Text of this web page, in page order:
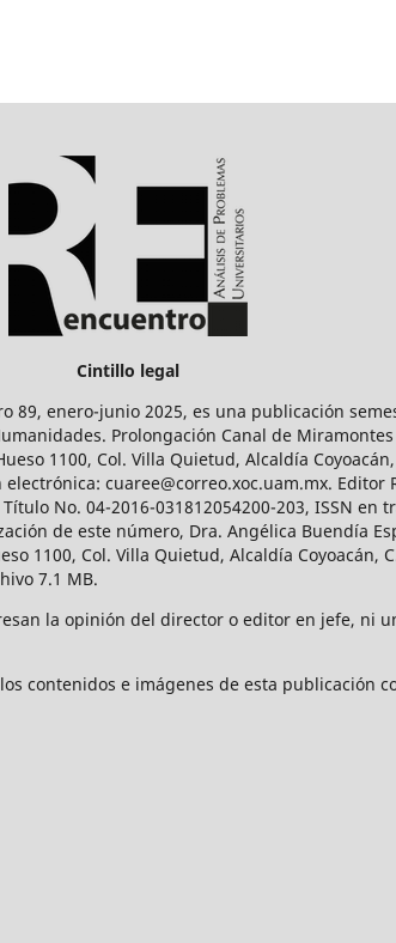
Cintillo legal
89, enero-junio 2025, es una publicación
Prolongación Canal de Miramontes
1100, Col. Villa Quietud, Alcaldía
cuaree@correo.xoc.uam.mx. Editor
No. 04-2016-031812054200-203, ISSN
de este número, Dra. Angélica Buendía
1100, Col. Villa Quietud, Alcaldía Coyoacán,
7.1 MB.
la opinión del director o editor en jefe, ni
contenidos e imágenes de esta publicación